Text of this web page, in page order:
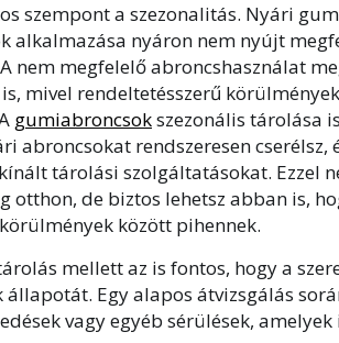
szempont a szezonalitás. Nyári
alkalmazása nyáron nem nyújt
nem megfelelő abroncshasználat
mivel rendeltetésszerű
gumiabroncsokszezonális tárolása
abroncsokat rendszeresen
tárolási szolgáltatásokat. Ezzel
otthon, de biztos lehetsz abban is,
között pihennek.
mellett az is fontos, hogy a
állapotát. Egy alapos átvizsgálás
vagy egyéb sérülések,